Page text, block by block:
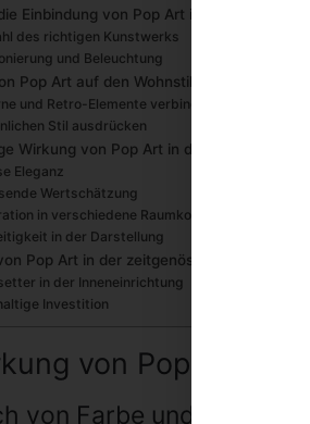
Einbindung von Pop Art in Ihr Zuhause
des richtigen Kunstwerks
und Beleuchtung
Pop Art auf den Wohnstil
und Retro-Elemente verbinden
Stil ausdrücken
Wirkung von Pop Art in der Einrichtung
Eleganz
Wertschätzung
in verschiedene Raumkonzepte
in der Darstellung
Pop Art in der zeitgenössischen
in der Inneneinrichtung
Investition
von Pop Art in
von Farbe und Leben